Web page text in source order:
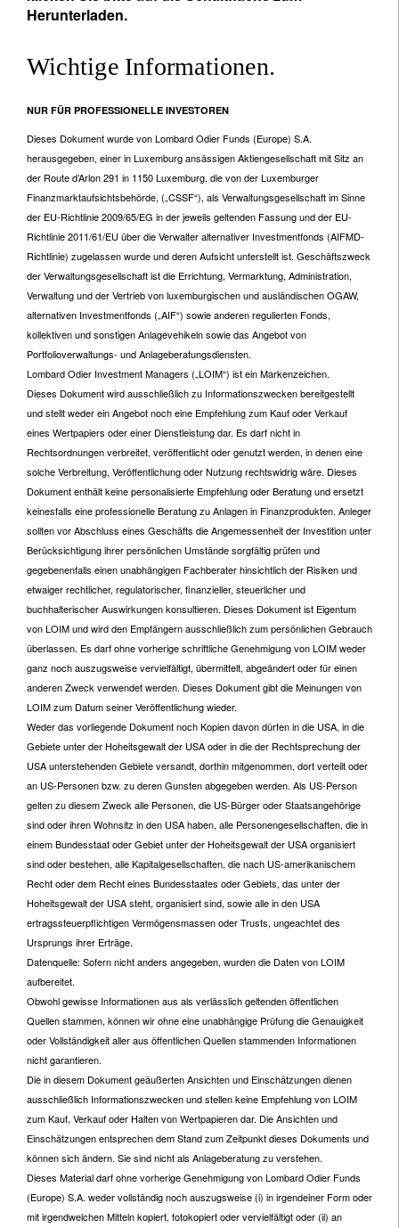
Herunterladen.
Wichtige Informationen.
NUR FÜR PROFESSIONELLE INVESTOREN
Dieses Dokument wurde von Lombard Odier Funds (Europe) S.A.
herausgegeben, einer in Luxemburg ansässigen Aktiengesellschaft mit Sitz an
der Route d’Arlon 291 in 1150 Luxemburg, die von der Luxemburger
Finanzmarktaufsichtsbehörde, („CSSF“), als Verwaltungsgesellschaft im Sinne
der EU-Richtlinie 2009/65/EG in der jeweils geltenden Fassung und der EU-
Richtlinie 2011/61/EU über die Verwalter alternativer Investmentfonds (AIFMD-
Richtlinie) zugelassen wurde und deren Aufsicht unterstellt ist. Geschäftszweck
der Verwaltungsgesellschaft ist die Errichtung, Vermarktung, Administration,
Verwaltung und der Vertrieb von luxemburgischen und ausländischen OGAW,
alternativen Investmentfonds („AIF“) sowie anderen regulierten Fonds,
kollektiven und sonstigen Anlagevehikeln sowie das Angebot von
Portfolioverwaltungs- und Anlageberatungsdiensten.
Lombard Odier Investment Managers („LOIM“) ist ein Markenzeichen.
Dieses Dokument wird ausschließlich zu Informationszwecken bereitgestellt
und stellt weder ein Angebot noch eine Empfehlung zum Kauf oder Verkauf
eines Wertpapiers oder einer Dienstleistung dar. Es darf nicht in
Rechtsordnungen verbreitet, veröffentlicht oder genutzt werden, in denen eine
solche Verbreitung, Veröffentlichung oder Nutzung rechtswidrig wäre. Dieses
Dokument enthält keine personalisierte Empfehlung oder Beratung und ersetzt
keinesfalls eine professionelle Beratung zu Anlagen in Finanzprodukten. Anleger
sollten vor Abschluss eines Geschäfts die Angemessenheit der Investition unter
Berücksichtigung ihrer persönlichen Umstände sorgfältig prüfen und
gegebenenfalls einen unabhängigen Fachberater hinsichtlich der Risiken und
etwaiger rechtlicher, regulatorischer, finanzieller, steuerlicher und
buchhalterischer Auswirkungen konsultieren. Dieses Dokument ist Eigentum
von LOIM und wird den Empfängern ausschließlich zum persönlichen Gebrauch
überlassen. Es darf ohne vorherige schriftliche Genehmigung von LOIM weder
ganz noch auszugsweise vervielfältigt, übermittelt, abgeändert oder für einen
anderen Zweck verwendet werden. Dieses Dokument gibt die Meinungen von
LOIM zum Datum seiner Veröffentlichung wieder.
Weder das vorliegende Dokument noch Kopien davon dürfen in die USA, in die
Gebiete unter der Hoheitsgewalt der USA oder in die der Rechtsprechung der
USA unterstehenden Gebiete versandt, dorthin mitgenommen, dort verteilt oder
an US-Personen bzw. zu deren Gunsten abgegeben werden. Als US-Person
gelten zu diesem Zweck alle Personen, die US-Bürger oder Staatsangehörige
sind oder ihren Wohnsitz in den USA haben, alle Personengesellschaften, die in
einem Bundesstaat oder Gebiet unter der Hoheitsgewalt der USA organisiert
sind oder bestehen, alle Kapitalgesellschaften, die nach US-amerikanischem
Recht oder dem Recht eines Bundesstaates oder Gebiets, das unter der
Hoheitsgewalt der USA steht, organisiert sind, sowie alle in den USA
ertragssteuerpflichtigen Vermögensmassen oder Trusts, ungeachtet des
Ursprungs ihrer Erträge.
Datenquelle: Sofern nicht anders angegeben, wurden die Daten von LOIM
aufbereitet.
Obwohl gewisse Informationen aus als verlässlich geltenden öffentlichen
Quellen stammen, können wir ohne eine unabhängige Prüfung die Genauigkeit
oder Vollständigkeit aller aus öffentlichen Quellen stammenden Informationen
nicht garantieren.
Die in diesem Dokument geäußerten Ansichten und Einschätzungen dienen
ausschließlich Informationszwecken und stellen keine Empfehlung von LOIM
zum Kauf, Verkauf oder Halten von Wertpapieren dar. Die Ansichten und
Einschätzungen entsprechen dem Stand zum Zeitpunkt dieses Dokuments und
können sich ändern. Sie sind nicht als Anlageberatung zu verstehen.
Dieses Material darf ohne vorherige Genehmigung von Lombard Odier Funds
(Europe) S.A. weder vollständig noch auszugsweise (i) in irgendeiner Form oder
mit irgendwelchen Mitteln kopiert, fotokopiert oder vervielfältigt oder (ii) an